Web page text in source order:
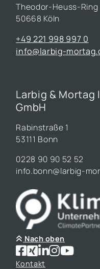
Theodor-Heuss-Ring
50668 Köln
+49 221 998 997 0
info@larbig-
Larbig & Mortag
GmbH
Rabinstraße 1
53111 Bonn
0228 90 90 52 52
info.bonn@larbig-
Nach oben
Kontakt